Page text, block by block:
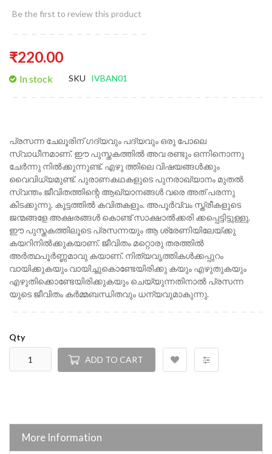
Be the first to review this product
₹220.00
In stock SKU IVBAN01
പ്രസന്ന ചേലൂരിന് ഗദ്യവും പദ്യവും ഒരു പോലെ
സ്വാധീനമാണ്. ഈ പുസ്തകത്തിൽ അവ രണ്ടും ഒന്നിനൊന്നു
ചേർന്നു നിൽക്കുന്നുണ്ട്. എഴു ത്തിലെ വിഷയങ്ങൾക്കും
വൈവിധ്യമുണ്ട്. പുരാണകഥകളുടെ പുനരാഖ്യാനം മുതൽ
സ്വന്തം ജീവിതത്തിന്റെ ആഖ്യാനങ്ങൾ വരെ അത് പരന്നു
കിടക്കുന്നു. കൂട്ടത്തിൽ കവിതകളും. അപൂർവ്വം സ്ത്രീകളുടെ
ജന്മങ്ങളേ അക്ഷരങ്ങൾ കൊണ്ട് സാക്ഷാൽക്കരി ക്കപ്പെട്ടിട്ടുള്ളു.
ഈ പുസ്തകത്തിലൂടെ പ്രസന്നയും ആ ശ്രേണിയിലേയ്ക്കു
കയറിനിൽക്കുകയാണ്. ജീവിതം മറ്റൊരു തരത്തിൽ
അർത്ഥപൂർണ്ണമാവു കയാണ്. നിത്യവൃത്തികൾക്കപ്പുറം
വായിക്കുകയും വായിച്ചുകൊണ്ടേയിരിക്കു കയും എഴുതുകയും
എഴുതിക്കൊണ്ടേയിരിക്കുകയും ചെയ്യുന്നതിനാൽ പ്രസന്ന
യുടെ ജീവിതം കർമ്മബന്ധിതവും ധന്യവുമാകുന്നു.
Qty
ADD TO CART
More Information